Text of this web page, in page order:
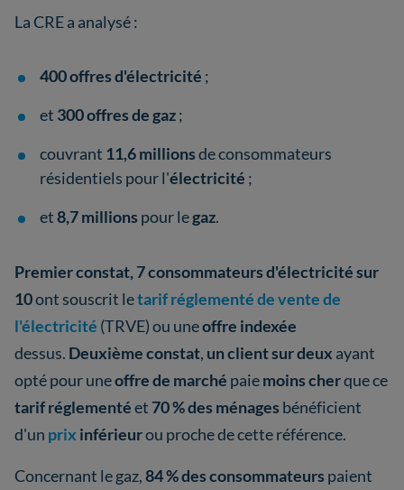
La CRE a analysé :
400 offres d'électricité ;
et 300 offres de gaz;
couvrant 11,6 millionsde consommateurs
résidentiels pour l'électricité ;
et8,7 millions pour legaz.
Premier constat, 7 consommateurs d'électricité sur
10ont souscrit letarif réglementé de vente de
l'électricité (TRVE) ou uneoffre indexée
dessus. Deuxième constat, un client sur deux ayant
opté pour uneoffre de marché paiemoins cherque ce
tarif réglementéet 70 % des ménages bénéficient
d'un prix inférieurou proche de cette référence.
Concernant le gaz,84 % des consommateurs paient